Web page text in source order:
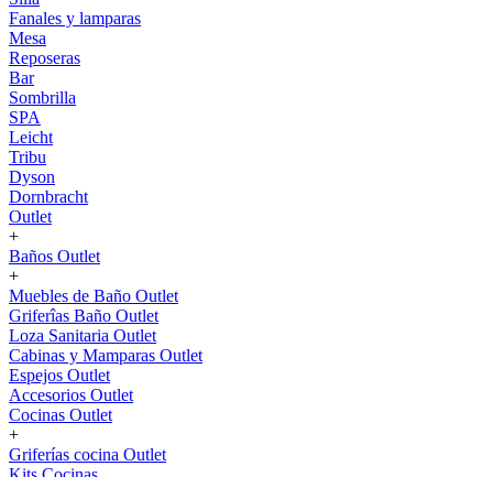
Fanales y lamparas
Mesa
Reposeras
Bar
Sombrilla
SPA
Leicht
Tribu
Dyson
Dornbracht
Outlet
+
Baños Outlet
+
Muebles de Baño Outlet
Griferîas Baño Outlet
Loza Sanitaria Outlet
Cabinas y Mamparas Outlet
Espejos Outlet
Accesorios Outlet
Cocinas Outlet
+
Griferías cocina Outlet